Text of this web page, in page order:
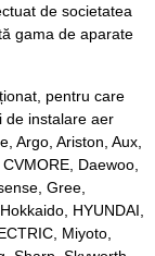
de societatea
gama de aparate
pentru care
de instalare aer
Argo, Ariston, Aux,
Daewoo,
Gree,
HYUNDAI,
Miyoto,